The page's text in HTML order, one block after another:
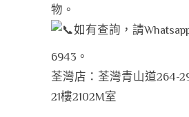
物。
如有查詢，請
6943。
荃灣店：荃灣青山道264-
21樓2102M室